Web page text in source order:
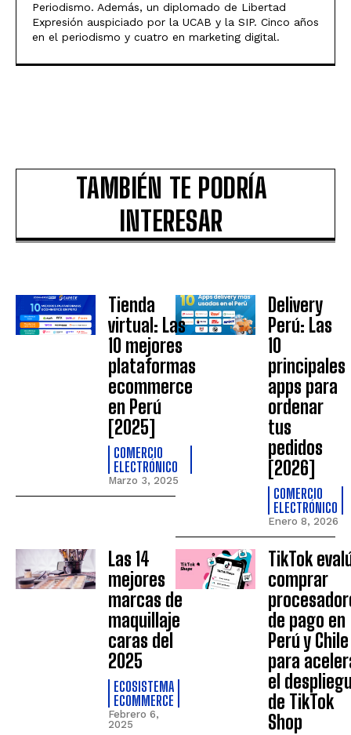
Periodismo. Además, un diplomado de Libertad
Expresión auspiciado por la UCAB y la SIP. Cinco años
en el periodismo y cuatro en marketing digital.
TAMBIÉN TE PODRÍA
INTERESAR
Tienda
virtual: Las
10 mejores
plataformas
ecommerce
en Perú
[2025]
COMERCIO
ELECTRÓNICO
Marzo 3, 2025
Delivery
Perú: Las
10
principales
apps para
ordenar
tus
pedidos
[2026]
COMERCIO
ELECTRÓNICO
Enero 8, 2026
Las 14
mejores
marcas de
maquillaje
caras del
2025
ECOSISTEMA
ECOMMERCE
Febrero 6,
2025
TikTok
comprar
de pago en
Perú y Chile
para
el
de TikTok
Shop